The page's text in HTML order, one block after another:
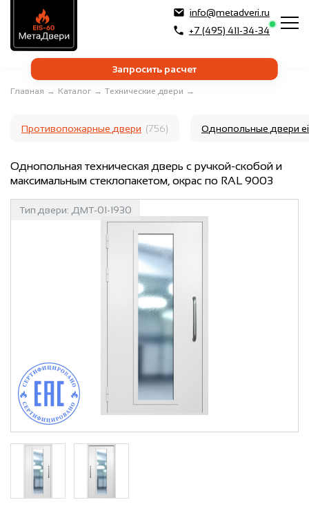
info@metadveri.ru
+7 (495) 411-34-34
Запросить расчет
Главная → Каталог → Технические двери →
Противопожарные двери (756) Однопольные двери
Однопольная техническая дверь с ручкой-скобой и
максимальным стеклопакетом, окрас по RAL 9003
Тип двери: ДМТ-01-1930